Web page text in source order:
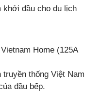
khởi đầu cho du lịch
Home (125A
truyền thống Việt Nam
đầu bếp.